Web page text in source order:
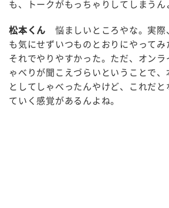
も、トークがもっちゃりしてしまうん
松本くん 悩ましいところやな。実際
も気にせずいつものとおりにやって
それでやりやすかった。ただ、オン
ゃべりが聞こえづらいということで
としてしゃべったんやけど、これだ
ていく感覚があるんよね。